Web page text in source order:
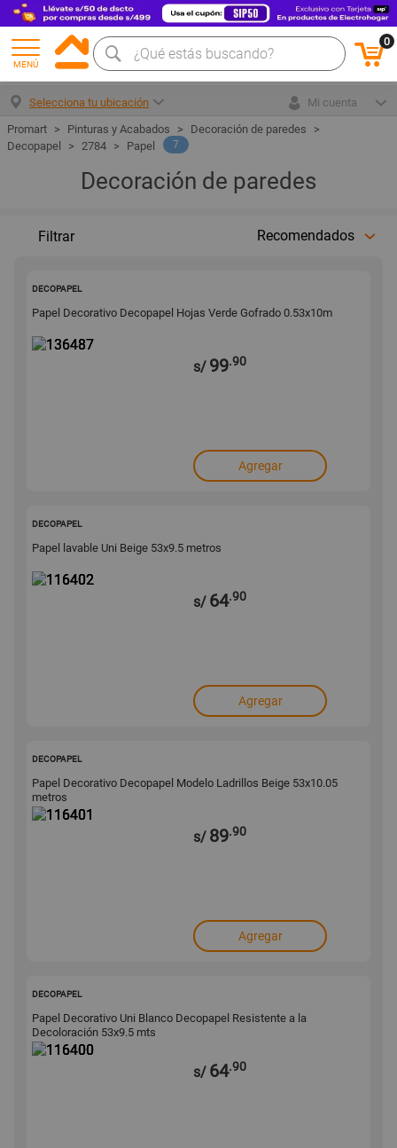
MENÚ
0
Selecciona tu ubicación
Mi cuenta
Pinturas y Acabados
Decoración de paredes
Decopapel
2784 Papel 7
Decoración de paredes
Filtrar Recomendados
DECOPAPEL
Papel Decorativo Decopapel Hojas Verde Gofrado 0.53x10m
s/ 99.90
Agregar
DECOPAPEL
Papel lavable Uni Beige 53x9.5 metros
s/ 64.90
Agregar
DECOPAPEL
Papel Decorativo Decopapel Modelo Ladrillos Beige 53x10.05
metros
s/ 89.90
Agregar
DECOPAPEL
Papel Decorativo Uni Blanco Decopapel Resistente a la
Decoloración 53x9.5 mts
s/ 64.90